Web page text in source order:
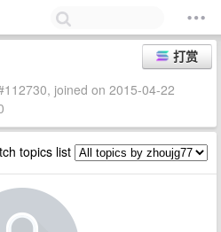
打赏
joined on 2015-04-22
topics list